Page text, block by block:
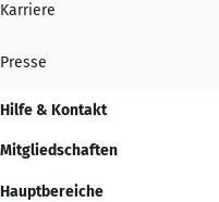
Karriere
Presse
Hilfe & Kontakt
Mitgliedschaften
Hauptbereiche